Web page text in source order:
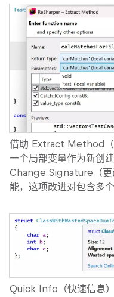
借助 Extract Method
一个局部变量作为新创
Change Signature （
能，这项改进对包含多
Quick Info （快速信息